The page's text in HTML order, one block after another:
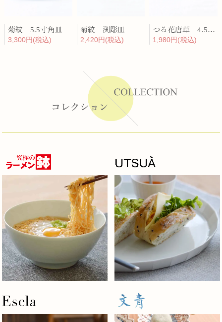
菊紋 5.5寸角皿
3,300円(税込)
菊紋 渕彫皿
2,420円(税込)
つる花唐草 4.5寸角皿
1,980円(税込)